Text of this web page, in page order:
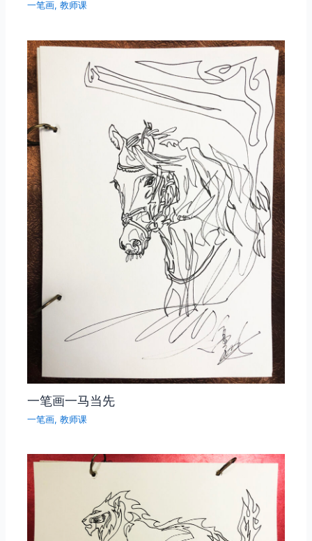
一笔画,教师课
一笔画一马当先
一笔画,教师课